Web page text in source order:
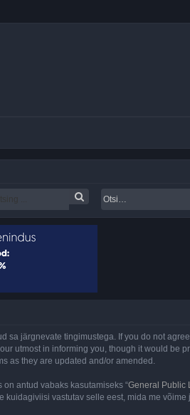
sa järgnevate tingimustega. If you do not
utmost in informing you, though it would be
as they are updated and/or amended.
on antud vabaks kasutamiseks “General Public
vastutav selle eest, mida me võime